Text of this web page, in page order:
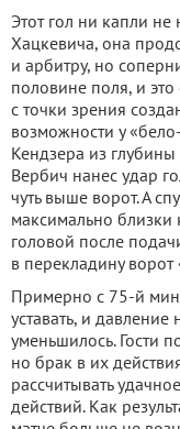
Этот гол ни капли
Хацкевича, она
и арбитру, но
половине поля, и
с точки зрения
возможности у
Кендзера из
Вербич нанес удар
чуть выше ворот. А
максимально
головой после
в перекладину
Примерно с 75-й
уставать, и
уменьшилось. Гости
но брак в их
рассчитывать
действий. Как